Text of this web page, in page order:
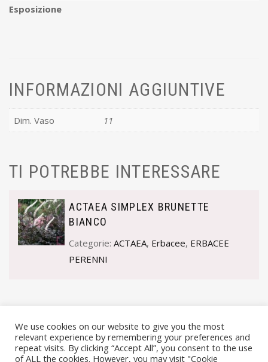
Esposizione
INFORMAZIONI AGGIUNTIVE
Dim. Vaso 11
TI POTREBBE INTERESSARE
ACTAEA SIMPLEX BRUNETTE
BIANCO
Categorie:ACTAEA, Erbacee, ERBACEE
PERENNI
We use cookies on our website to give you the most
relevant experience by remembering your preferences and
repeat visits. By clicking “Accept All”, you consent to the use
of ALL the cookies. However, you may visit "Cookie